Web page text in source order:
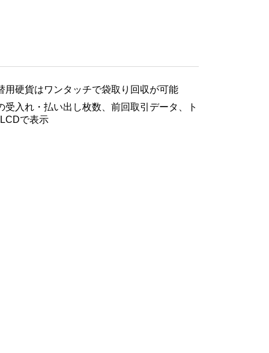
用硬貨はワンタッチで袋取り回収が可能
受入れ・払い出し枚数、前回取引データ、ト
で表示